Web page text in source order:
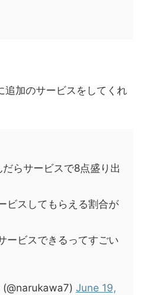
追加のサービスをしてくれ
らサービスで8点盛り出
ビスしてもらえる割合が
ービスできるってすごい
June 19,